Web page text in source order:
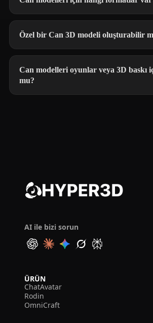
Özel bir Can 3D modeli oluşturabilir
Can modelleri oyunlar veya 3D baskı
mu?
AI ile bizi sorun
ÜRÜN
ChatAvatar
Rodin
OmniCraft